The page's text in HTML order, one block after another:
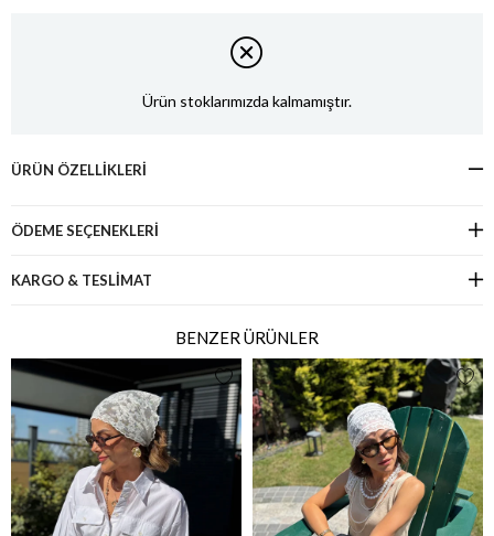
Ürün stoklarımızda kalmamıştır.
ÜRÜN ÖZELLIKLERI
ÖDEME SEÇENEKLERI
KARGO & TESLİMAT
BENZER ÜRÜNLER